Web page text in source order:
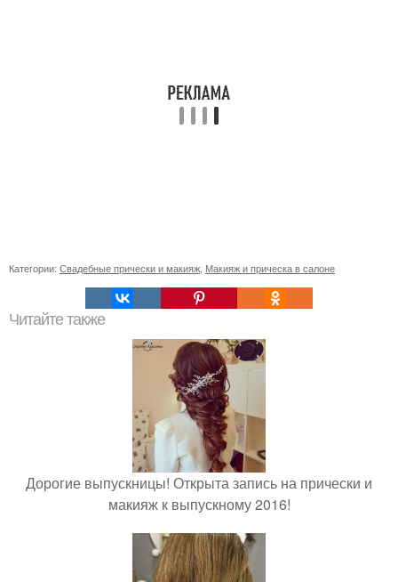
Категории: Свадебные прически и макияж Макияж и прическа в салоне
Читайте также
Дорогие выпускницы! Открыта запись на прически и
макияж к выпускному 2016!